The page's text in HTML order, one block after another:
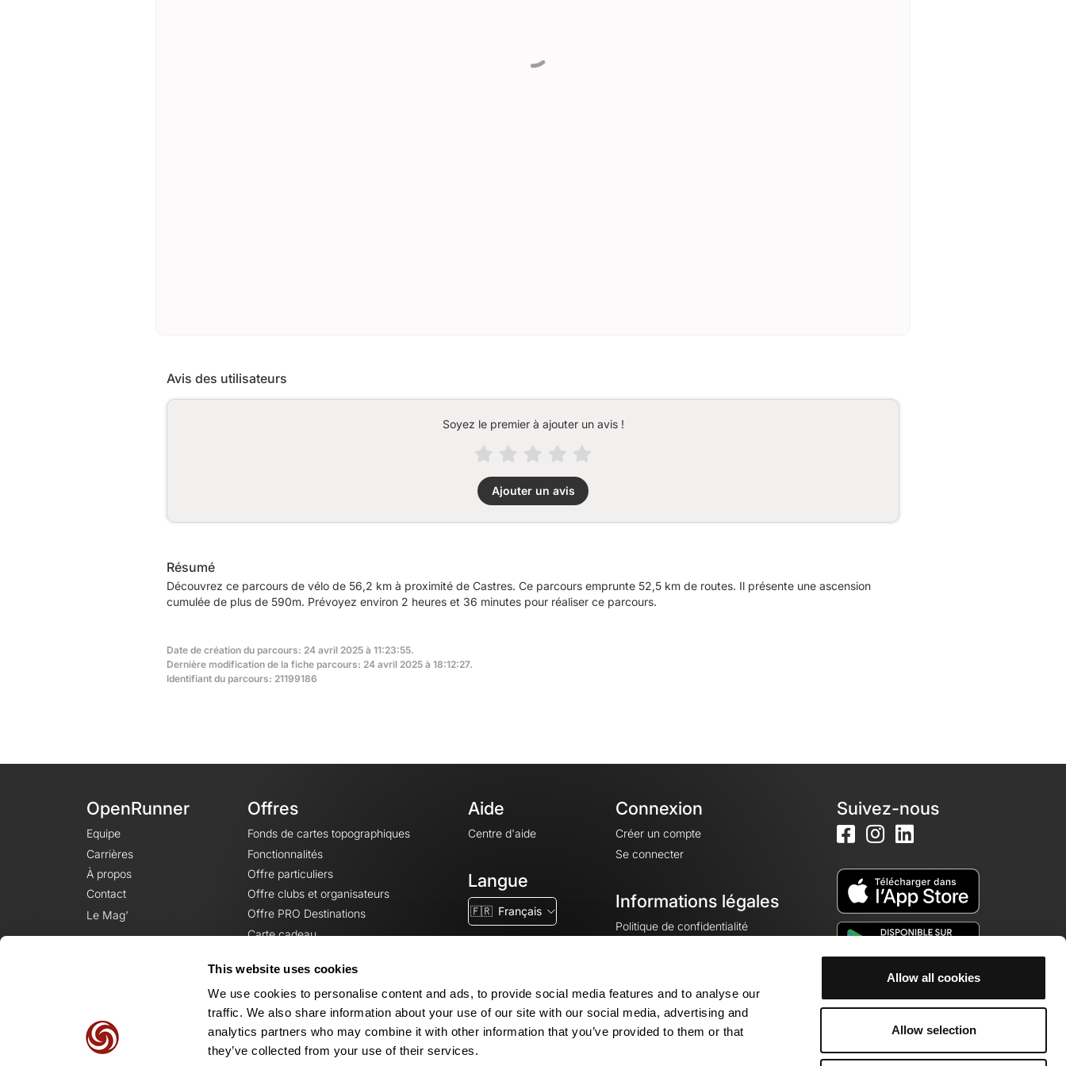
This website uses cookies
We use cookies to personalise content and ads, to provide social media features and to analyse our
traffic. We also share information about your use of our site with our social media, advertising and
analytics partners who may combine it with other information that you’ve provided to them or that
they’ve collected from your use of their services.
Allow all cookies
Allow selection
Avis des utilisateurs
Soyez le premier à ajouter un avis !
Ajouter un avis
Résumé
Découvrez ce parcours de vélo de 56,2 km à proximité de Castres. Ce parcours emprunte 52,5 km de routes. Il présente une ascension
cumulée de plus de 590m. Prévoyez environ 2 heures et 36 minutes pour réaliser ce parcours.
Date de création du parcours: 24 avril 2025 à 11:23:55.
Dernière modification de la fiche parcours: 24 avril 2025 à 18:12:27.
Identifiant du parcours: 21199186
OpenRunner
Equipe
Carrières
À propos
Contact
Le Mag'
Offres
Fonds de cartes topographiques
Fonctionnalités
Offre particuliers
Offre clubs et organisateurs
Offre PRO Destinations
Carte cadeau
Aide
Centre d'aide
Langue
🇫🇷 Français
Connexion
Créer un compte
Se connecter
Informations légales
Politique de confidentialité
Mentions légales
Paramètres des cookies
Suivez-nous